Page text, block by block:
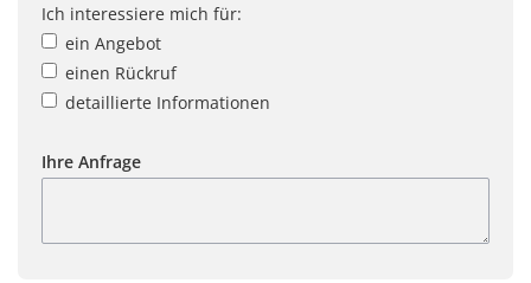
Ich interessiere mich für:
ein Angebot
einen Rückruf
detaillierte Informationen
Ihre Anfrage